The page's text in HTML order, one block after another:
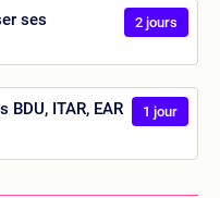
ses
2 jours
ITAR, EAR 1 jour